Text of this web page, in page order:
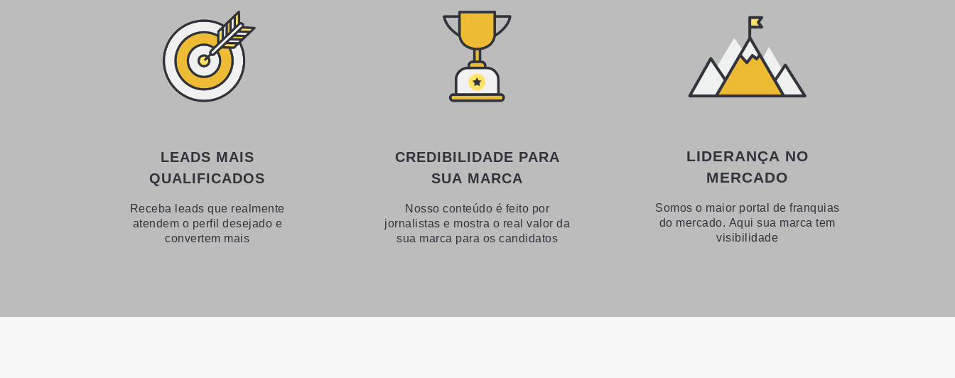
LEADS MAIS
QUALIFICADOS
Receba leads que realmente
atendem o perfil desejado e
convertem mais
CREDIBILIDADE PARA
SUA MARCA
Nosso conteúdo é feito por
jornalistas e mostra o real valor da
sua marca para os candidatos
LIDERANÇA NO
MERCADO
Somos o maior portal de franquias
do mercado. Aqui sua marca tem
visibilidade